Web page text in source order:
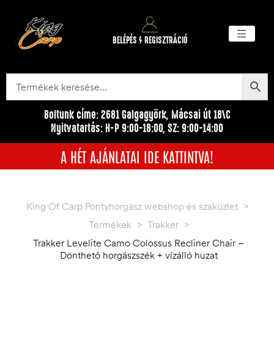
BELÉPÉS / REGISZTRÁCIÓ
Boltunk címe: 2681 Galgagyörk, Mácsai út 18\C
Nyitvatartás: H-P 9:00-18:00, SZ: 9:00-14:00
A HÉT AJÁNLATAI IDE KATTINTVA!
King Of Carp Pontyhorgász webshop és szaküzlet >
Termékek > Trakker >
Trakker Levelite Camo Colossus Recliner Chair –
Dönthető horgászszék + vízálló huzat